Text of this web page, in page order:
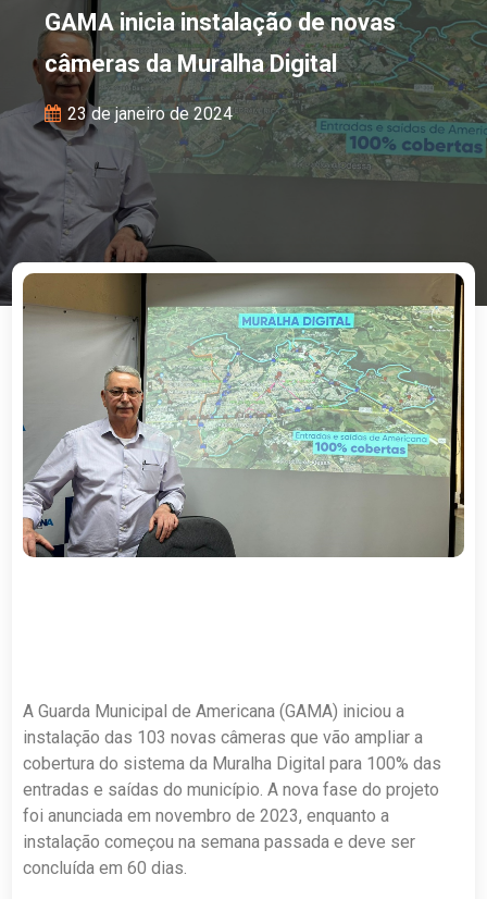
GAMA inicia instalação de novas
câmeras da Muralha Digital
23 de janeiro de 2024
A Guarda Municipal de Americana (GAMA) iniciou a
instalação das 103 novas câmeras que vão ampliar a
cobertura do sistema da Muralha Digital para 100% das
entradas e saídas do município. A nova fase do projeto
foi anunciada em novembro de 2023, enquanto a
instalação começou na semana passada e deve ser
concluída em 60 dias.